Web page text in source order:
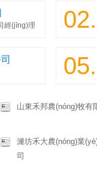
經(jīng)理
02.
05.
山東禾邦農(nóng)牧有
濰坊禾大農(nóng)業
司